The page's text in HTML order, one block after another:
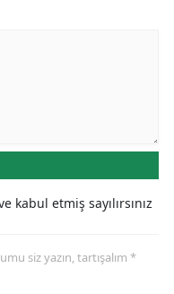
kabul etmiş sayılırsınız
siz yazın, tartışalım *